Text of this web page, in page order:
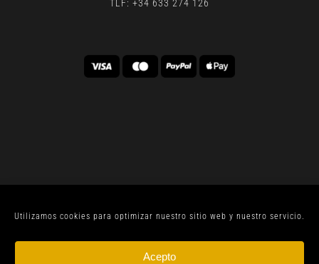
Utilizamos cookies para optimizar nuestro sitio web y nuestro servicio.
Acepto
TLF: +34 633 274 126
LOS DERECHOS RESERVADOS | BY